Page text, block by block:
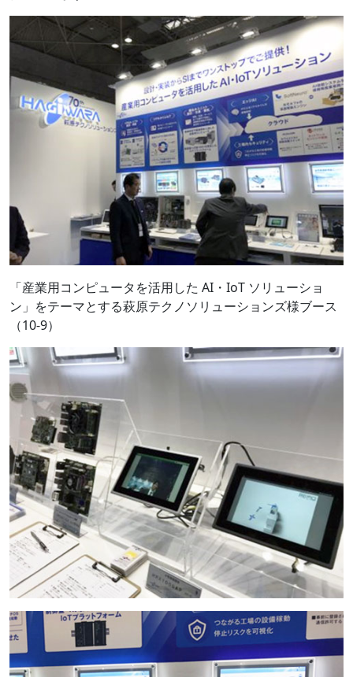
「産業用コンピュータを活用した AI・IoT ソリューショ
ン」をテーマとする萩原テクノソリューションズ様ブース
（10-9）